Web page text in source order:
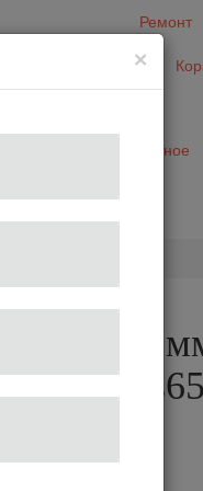
Ремонт
Избранное
Разное
65
Helios65
×